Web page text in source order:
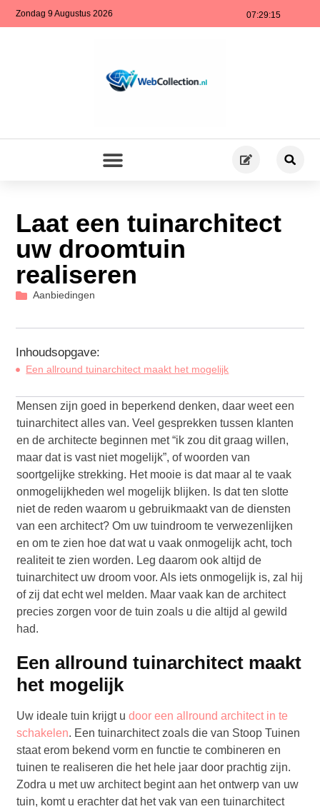
07:29:16
Zondag 9 Augustus 2026
Laat een tuinarchitect
uw droomtuin
realiseren
Aanbiedingen
Inhoudsopgave:
Een allround tuinarchitect maakt het mogelijk
Mensen zijn goed in beperkend denken, daar weet een
tuinarchitect alles van. Veel gesprekken tussen klanten
en de architecte beginnen met “ik zou dit graag willen,
maar dat is vast niet mogelijk”, of woorden van
soortgelijke strekking. Het mooie is dat maar al te vaak
onmogelijkheden wel mogelijk blijken. Is dat ten slotte
niet de reden waarom u gebruikmaakt van de diensten
van een architect? Om uw tuindroom te verwezenlijken
en om te zien hoe dat wat u vaak onmogelijk acht, toch
realiteit te zien worden. Leg daarom ook altijd de
tuinarchitect uw droom voor. Als iets onmogelijk is, zal hij
of zij dat echt wel melden. Maar vaak kan de architect
precies zorgen voor de tuin zoals u die altijd al gewild
had.
Een allround tuinarchitect maakt
het mogelijk
Uw ideale tuin krijgt udoor een allround architect in te
schakelen. Een tuinarchitect zoals die van Stoop Tuinen
staat erom bekend vorm en functie te combineren en
tuinen te realiseren die het hele jaar door prachtig zijn.
Zodra u met uw architect begint aan het ontwerp van uw
tuin, komt u erachter dat het vak van een tuinarchitect